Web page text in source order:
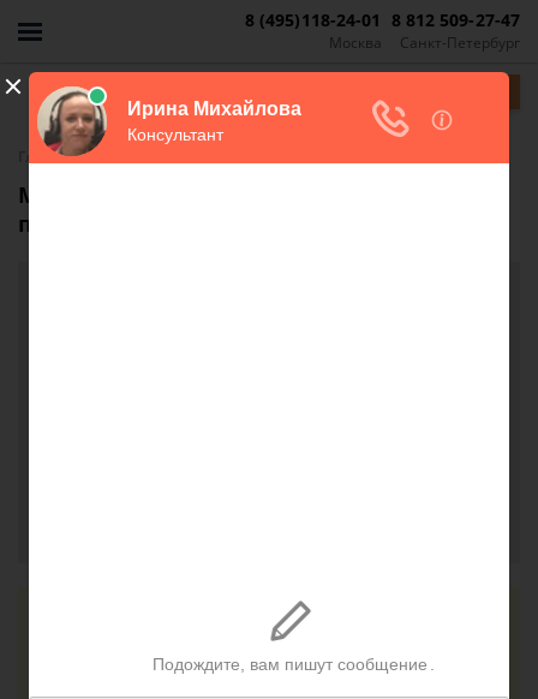
Москва
8 (495)118-24-01
Санкт-Петербург
8 812 509-27-47
Главная-FAQ
Могут ли выселить из квартиры за
проживание без документов об аренде?
Консультация юриста онлайн
Ответ на сайте в течении 15 минут